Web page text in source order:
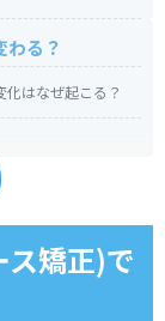
る？
はなぜ起こる？
よる顔の変化
変化とは？
矯正)で